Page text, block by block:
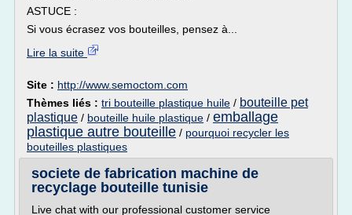
ASTUCE :
Si vous écrasez vos bouteilles, pensez à...
Lire la suite
Site : http://www.semoctom.com
Thèmes liés : tri bouteille plastique huile / bouteille pet
plastique / bouteille huile plastique / emballage
plastique autre bouteille / pourquoi recycler les
bouteilles plastiques
societe de fabrication machine de
recyclage bouteille tunisie
Live chat with our professional customer service